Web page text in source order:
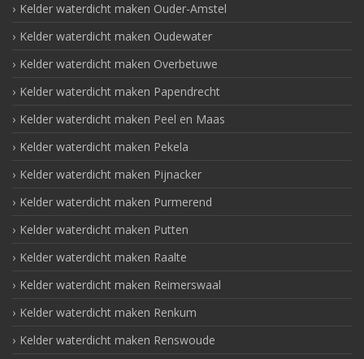
Kelder waterdicht maken Ouder-Amstel
Kelder waterdicht maken Oudewater
Kelder waterdicht maken Overbetuwe
Kelder waterdicht maken Papendrecht
Kelder waterdicht maken Peel en Maas
Kelder waterdicht maken Pekela
Kelder waterdicht maken Pijnacker
Kelder waterdicht maken Purmerend
Kelder waterdicht maken Putten
Kelder waterdicht maken Raalte
Kelder waterdicht maken Reimerswaal
Kelder waterdicht maken Renkum
Kelder waterdicht maken Renswoude